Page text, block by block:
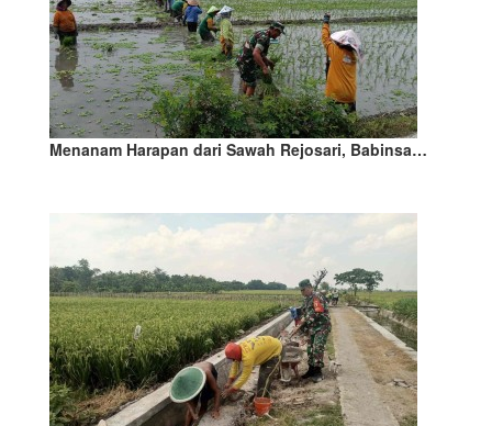
Menanam Harapan dari Sawah Rejosari, Babinsa…